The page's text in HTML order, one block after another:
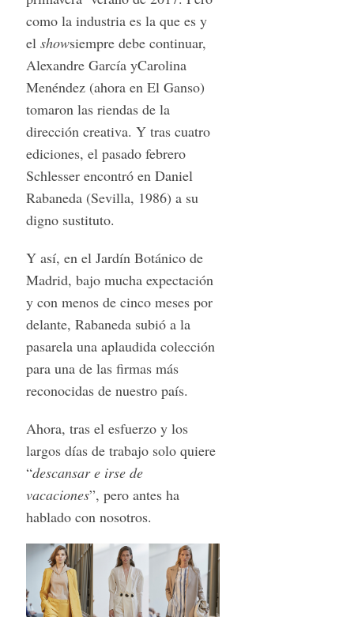
como la industria es la que es y
el showsiempre debe continuar,
Alexandre García yCarolina
Menéndez (ahora en El Ganso)
tomaron las riendas de la
dirección creativa. Y tras cuatro
ediciones, el pasado febrero
Schlesser encontró en Daniel
Rabaneda (Sevilla, 1986) a su
digno sustituto.
Y así, en el Jardín Botánico de
Madrid, bajo mucha expectación
y con menos de cinco meses por
delante, Rabaneda subió a la
pasarela una aplaudida colección
para una de las firmas más
reconocidas de nuestro país.
Ahora, tras el esfuerzo y los
largos días de trabajo solo quiere
“descansar e irse de
vacaciones”, pero antes ha
hablado con nosotros.